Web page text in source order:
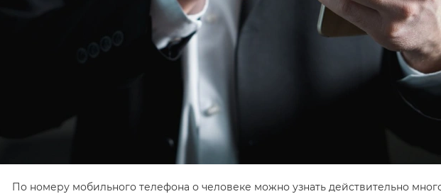
По номеру мобильного телефона о человеке можно узнать действительно